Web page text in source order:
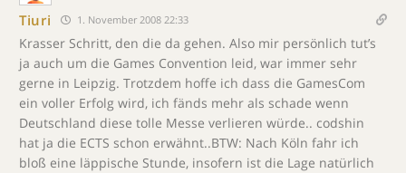
Tiuri 1. November 2008 22:33
Krasser Schritt, den die da gehen. Also mir persönlich tut’s
ja auch um die Games Convention leid, war immer sehr
gerne in Leipzig. Trotzdem hoffe ich dass die GamesCom
ein voller Erfolg wird, ich fänds mehr als schade wenn
Deutschland diese tolle Messe verlieren würde.. codshin
hat ja die ECTS schon erwähnt..BTW: Nach Köln fahr ich
bloß eine läppische Stunde, insofern ist die Lage natürlich